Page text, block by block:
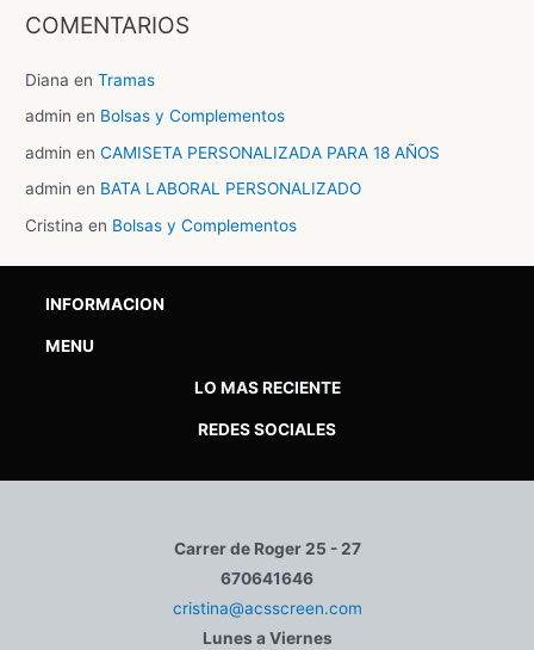
COMENTARIOS
Diana enTramas
admin en Bolsas y Complementos
admin enCAMISETA PERSONALIZADA PARA 18 AÑOS
admin en BATA LABORAL PERSONALIZADO
Cristina en Bolsas y Complementos
INFORMACION
MENU
LO MAS RECIENTE
REDES SOCIALES
Carrer de Roger 25 - 27
670641646
cristina@acsscreen.com
Lunes a Viernes